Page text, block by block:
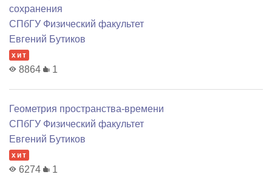
сохранения
СПбГУ Физический факультет
Евгений Бутиков
хит
8864 1
Геометрия пространства-времени
СПбГУ Физический факультет
Евгений Бутиков
хит
6274 1